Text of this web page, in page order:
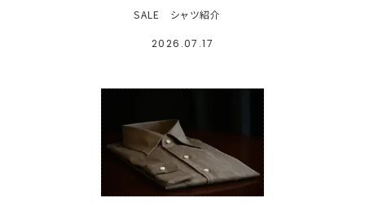
SALE シャツ紹介
2026.07.17